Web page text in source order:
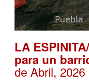
LA
para un
de Abril, 2026